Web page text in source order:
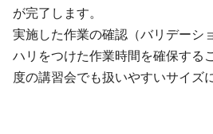
が完了します。
実施した作業の確認（バリデーシ
ハリをつけた作業時間を確保する
度の講習会でも扱いやすいサイズ